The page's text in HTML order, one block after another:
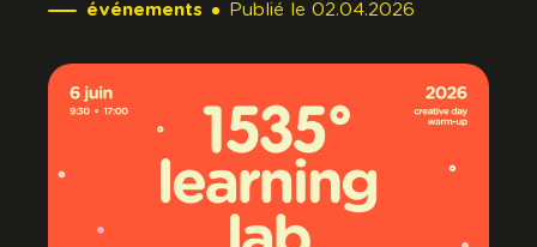
événements Publié le 02.04.2026